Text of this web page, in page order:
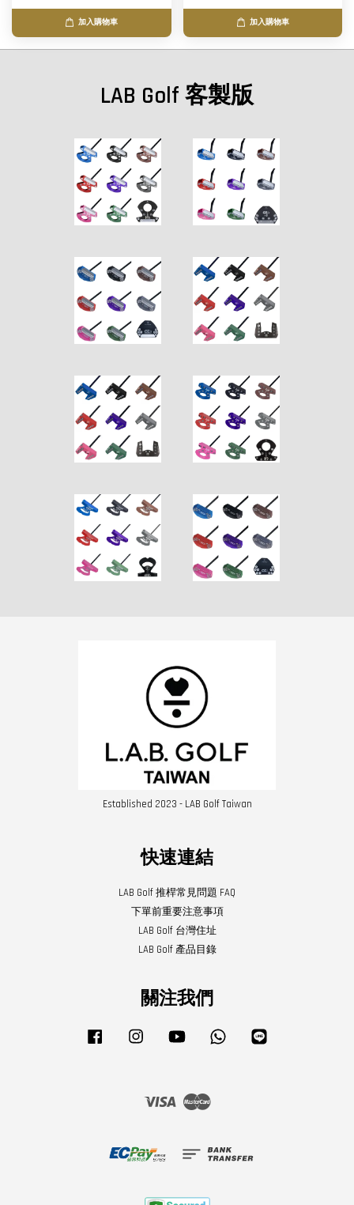
加入購物車 加入購物車
LAB Golf 客製版
Established 2023 - LAB Golf Taiwan
快速連結
LAB Golf 推桿常見問題 FAQ
下單前重要注意事項
LAB Golf 台灣住址
LAB Golf 產品目錄
關注我們
Facebook Instagram YouTube Whatsapp
Visa Master